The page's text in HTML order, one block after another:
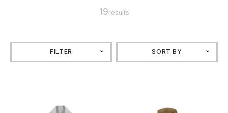
19results
FILTER SORT BY